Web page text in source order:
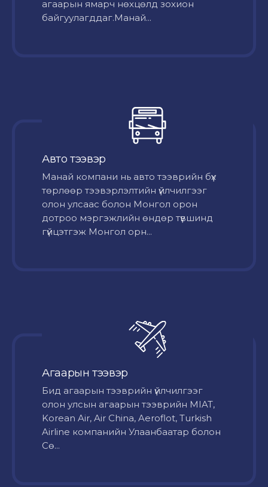
агаарын ямарч нөхцөлд зохион
байгуулагддаг.Манай...
Авто тээвэр
Mанай компани нь авто тээврийн бүх
төрлөөр тээвэрлэлтийн үйлчилгээг
олон улсаас болон Монгол орон
дотроо мэргэжлийн өндөр түвшинд
гүйцэтгэж Монгол орн...
Агаарын тээвэр
Бид агаарын тээврийн үйлчилгээг
олон улсын агаарын тээврийн MIAT,
Korean Air, Air China, Aeroflot, Turkish
Airline компанийн Улаанбаатар болон
Сө...